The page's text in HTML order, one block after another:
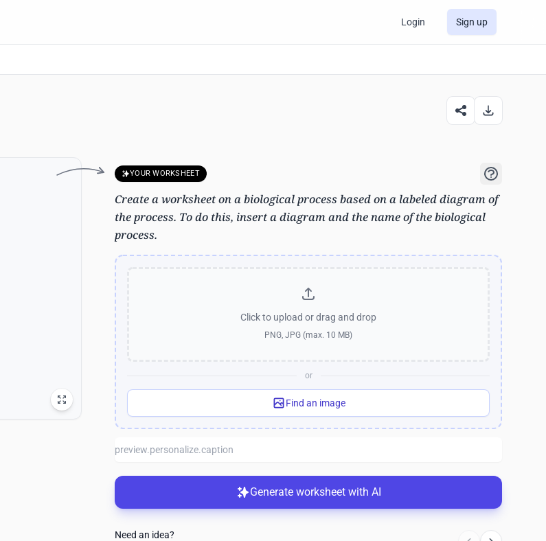
Login Sign up
YOUR WORKSHEET
Create a worksheet on a biological process based on a labeled diagram of
the process. To do this, insert a diagram and the name of the biological
process.
Click to upload or drag and drop
PNG, JPG (max. 10 MB)
or
Find an image
Generate worksheet with AI
Need an idea?